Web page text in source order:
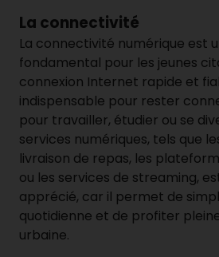
La connectivité
La connectivité numérique est
fondamental pour les jeunes
connexion Internet rapide et
indispensable pour rester
pour travailler, étudier ou se
services numériques, tels que
livraison de repas, les
ou les services de streaming,
apprécié, car il permet de
quotidienne et de profiter
urbaine.